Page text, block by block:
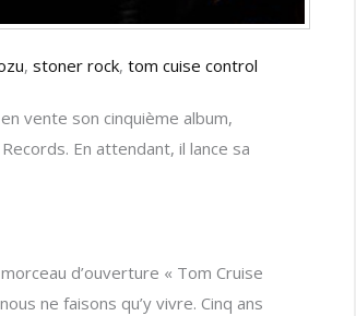
, stoner rock, tom cuise control
vente son cinquième album,
En attendant, il lance sa
d’ouverture « Tom Cruise
ne faisons qu’y vivre. Cinq ans